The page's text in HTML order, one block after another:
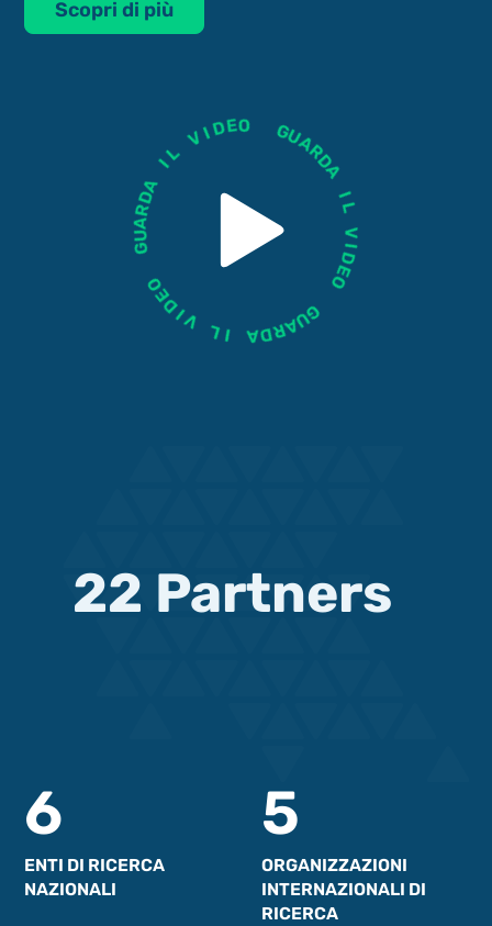
Scopri di più
G
U
R
D
A
I
L
V
D
E
O
G
U
A
R
D A
IL V DEO
G
U
A
R
D
I
L
V
D
E
O
6
ENTI DI RICERCA
NAZIONALI
5
ORGANIZZAZIONI
INTERNAZIONALI DI
RICERCA
22 Partners